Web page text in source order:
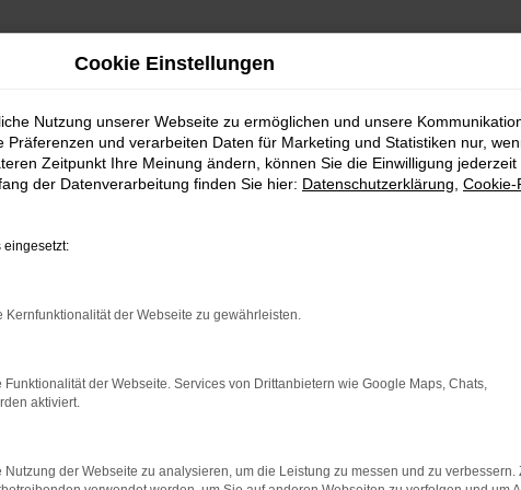
Cookie Einstellungen
Nutzung unserer Webseite zu ermöglichen und unsere
und verarbeiten Daten für Marketing und Statistiken nur,
Zeitpunkt Ihre Meinung ändern, können Sie die Einwilligung
der Datenverarbeitung finden Sie hier: Datenschutzerklärung Cookie-
eingesetzt:
der Webseite zu gewährleisten.
der Webseite. Services von Drittanbietern wie Google Maps, Chats,
aktiviert.
der Webseite zu analysieren, um die Leistung zu messen und zu verbessern.